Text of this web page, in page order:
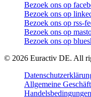
Bezoek ons op
Bezoek ons op
Bezoek ons op rss-
Bezoek ons op
Bezoek ons op
© 2026 Euractiv DE. All
Allgemeine
Handelsbedingungen